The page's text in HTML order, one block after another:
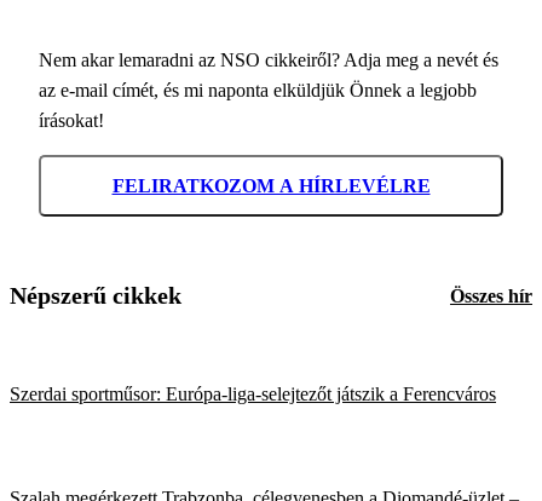
Nem akar lemaradni az NSO cikkeiről? Adja meg a nevét és
az e-mail címét, és mi naponta elküldjük Önnek a legjobb
írásokat!
FELIRATKOZOM A HÍRLEVÉLRE
Népszerű cikkek Összes hír
Szerdai sportműsor: Európa-liga-selejtezőt játszik a Ferencváros